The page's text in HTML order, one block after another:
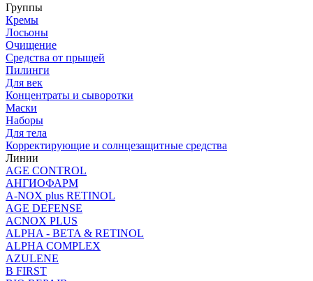
Группы
Кремы
Лосьоны
Очищение
Средства от прыщей
Пилинги
Для век
Концентраты и сыворотки
Маски
Наборы
Для тела
Корректирующие и солнцезащитные средства
Линии
AGE CONTROL
АНГИОФАРМ
A-NOX plus RETINOL
AGE DEFENSE
ACNOX PLUS
ALPHA - BETA & RETINOL
ALPHA COMPLEX
AZULENE
B FIRST